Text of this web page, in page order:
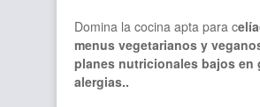
Domina la cocina apta para c
menus vegetarianos y
planes nutricionales bajos en
alergias..